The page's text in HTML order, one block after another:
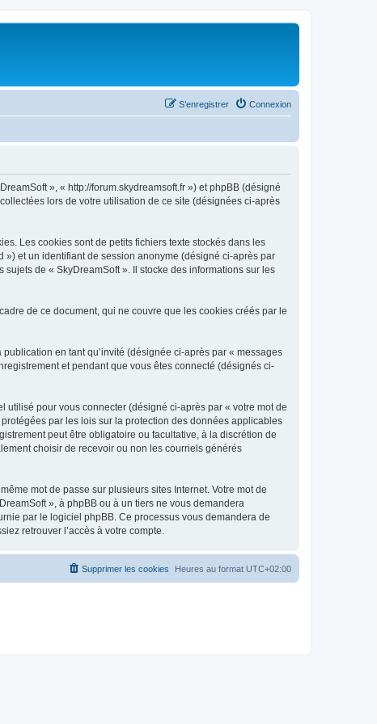
Connexion
S’enregistrer
», « http://forum.skydreamsoft.fr ») et phpBB (désigné
lors de votre utilisation de ce site (désignées ci-après
Les cookies sont de petits fichiers texte stockés dans les
et un identifiant de session anonyme (désigné ci-après par
de « SkyDreamSoft ». Il stocke des informations sur les
de ce document, qui ne couvre que les cookies créés par le
en tant qu’invité (désignée ci-après par « messages
et pendant que vous êtes connecté (désignés ci-
utilisé pour vous connecter (désigné ci-après par « votre mot de
par les lois sur la protection des données applicables
peut être obligatoire ou facultative, à la discrétion de
choisir de recevoir ou non les courriels générés
mot de passe sur plusieurs sites Internet. Votre mot de
», à phpBB ou à un tiers ne vous demandera
par le logiciel phpBB. Ce processus vous demandera de
retrouver l’accès à votre compte.
Heures au format UTC+02:00
Supprimer les cookies